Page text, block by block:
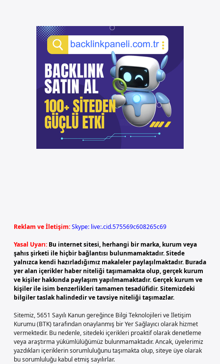
Reklam ve İletişim:Skype: live:.cid.575569c608265c69
Yasal Uyarı: Bu internet sitesi, herhangi bir marka, kurum veya
şahıs şirketi ile hiçbir bağlantısı bulunmamaktadır. Sitede
yalnızca kendi hazırladığımız makaleler paylaşılmaktadır. Burada
yer alan içerikler haber niteliği taşımamakta olup, gerçek kurum
ve kişiler hakkında paylaşım yapılmamaktadır. Gerçek kurum ve
kişiler ile isim benzerlikleri tamamen tesadüfidir. Sitemizdeki
bilgiler taslak halindedir ve tavsiye niteliği taşımazlar.
Sitemiz, 5651 Sayılı Kanun gereğince Bilgi Teknolojileri ve İletişim
Kurumu (BTK) tarafından onaylanmış bir Yer Sağlayıcı olarak hizmet
vermektedir. Bu nedenle, sitedeki içerikleri proaktif olarak denetleme
veya araştırma yükümlülüğümüz bulunmamaktadır. Ancak, üyelerimiz
yazdıkları içeriklerin sorumluluğunu taşımakta olup, siteye üye olarak
bu sorumluluğu kabul etmiş sayılırlar.